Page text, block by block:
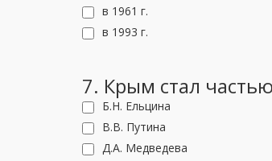
в 1961 г.
в 1993 г.
7. Крым стал
Б.Н. Ельцина
В.В. Путина
Д.А. Медведева